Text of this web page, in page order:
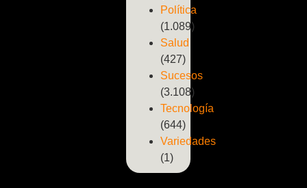
Política
(1.089)
Salud
(427)
Sucesos
(3.108)
Tecnología
(644)
Variedades
(1)